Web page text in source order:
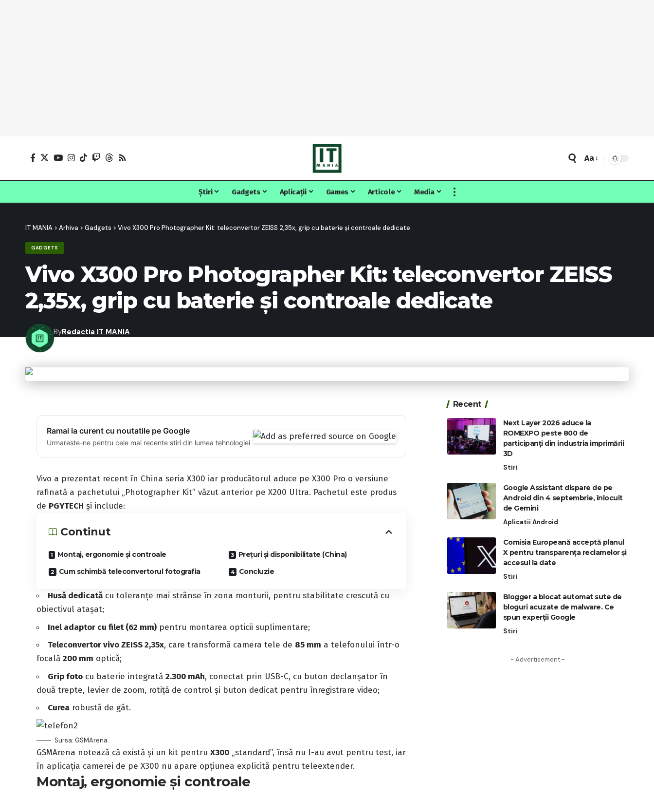
Font
Resizer
Aa
Știri Gadgets Aplicații Games Articole Media
IT MANIA > Arhiva > Gadgets > Vivo X300 Pro Photographer Kit: teleconvertor ZEISS 2,35x, grip cu baterie și controale dedicate
GADGETS
Vivo X300 Pro Photographer Kit: teleconvertor ZEISS
2,35x, grip cu baterie și controale dedicate
Last updated: 16/10/2025 22:35
ByRedactia IT MANIA
Ramai la curent cu noutatile pe Google
Urmareste-ne pentru cele mai recente stiri din lumea tehnologiei
Vivo a prezentat recent în China seria X300 iar producătorul aduce pe X300 Pro o versiune
rafinată a pachetului „Photographer Kit” văzut anterior pe X200 Ultra. Pachetul este produs
de PGYTECH și include:
Continut
Montaj, ergonomie și controale
Cum schimbă teleconvertorul fotografia
Prețuri și disponibilitate (China)
Concluzie
Husă dedicată cu toleranțe mai strânse în zona monturii, pentru stabilitate crescută cu
obiectivul atașat;
Inel adaptor cu filet (62 mm) pentru montarea opticii suplimentare;
Teleconvertor vivo ZEISS 2,35x, care transformă camera tele de 85 mm a telefonului într-o
focală200 mm optică;
Grip foto cu baterie integrată2.300 mAh, conectat prin USB-C, cu buton declanșator în
două trepte, levier de zoom, rotiță de control și buton dedicat pentru înregistrare video;
Curea robustă de gât.
Sursa: GSMArena
GSMArena notează că există și un kit pentruX300 „standard”, însă nu l-au avut pentru test, iar
în aplicația camerei de pe X300 nu apare opțiunea explicită pentru teleextender.
Montaj, ergonomie și controale
Recent
Next Layer 2026 aduce la
ROMEXPO peste 800 de
participanți din industria imprimării
3D
Stiri
Google Assistant dispare de pe
Android din 4 septembrie, înlocuit
de Gemini
Aplicatii Android
Comisia Europeană acceptă planul
X pentru transparența reclamelor și
accesul la date
Stiri
Blogger a blocat automat sute de
bloguri acuzate de malware. Ce
spun experții Google
Stiri
- Advertisement -